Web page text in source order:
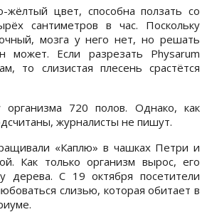
жёлтый цвет, способна ползать со
сантиметров в час. Поскольку
мозга у него нет, но решать
может. Если разрезать Physarum
то слизистая плесень срастётся
720 полов. Однако, как
журналисты не пишут.
«Каплю» в чашках Петри и
Как только организм вырос, его
дерева. С 19 октября посетители
слизью, которая обитает в